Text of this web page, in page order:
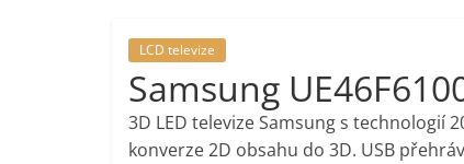
porovnání,
pračky,
LCD televize
Samsung
3D LED televize Samsung s technologií
konverze 2D obsahu do 3D. USB